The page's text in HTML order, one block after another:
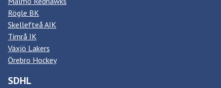
Rögle BK
Skellefteå AIK
Timrå IK
Växjö Lakers
Örebro Hockey
SDHL